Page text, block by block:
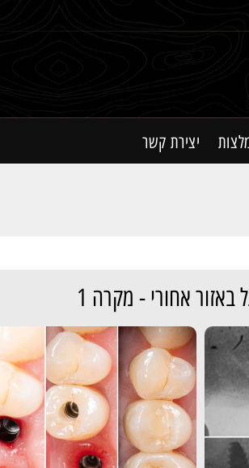
יצירת קשר
באזור אחורי - מקרה 1